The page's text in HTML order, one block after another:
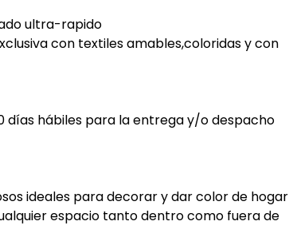
ultra-rapido
con textiles amables,coloridas y con
días hábiles para la entrega y/o despacho
ideales para decorar y dar color de hogar
espacio tanto dentro como fuera de